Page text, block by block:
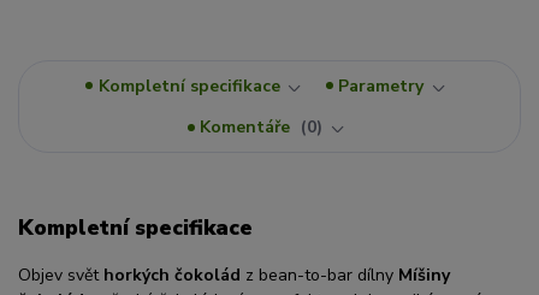
Kompletní specifikace
Parametry
Komentáře
0
Kompletní specifikace
Objev světhorkých čokolád z bean-to-bar dílny Míšiny